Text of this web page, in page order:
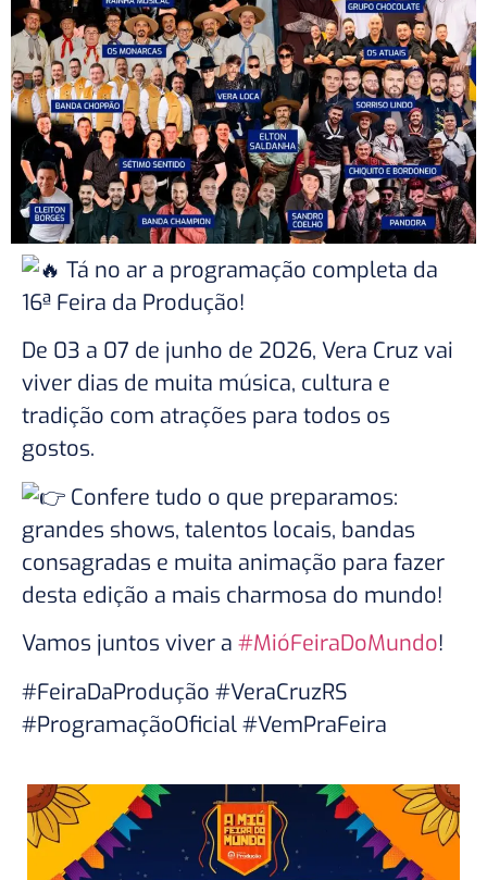
Tá no ar a programação completa da
16ª Feira da Produção!
De 03 a 07 de junho de 2026, Vera Cruz vai
viver dias de muita música, cultura e
tradição com atrações para todos os
gostos.
Confere tudo o que preparamos:
grandes shows, talentos locais, bandas
consagradas e muita animação para fazer
desta edição a mais charmosa do mundo!
Vamos juntos viver a #MióFeiraDoMundo!
#FeiraDaProdução #VeraCruzRS
#ProgramaçãoOficial #VemPraFeira